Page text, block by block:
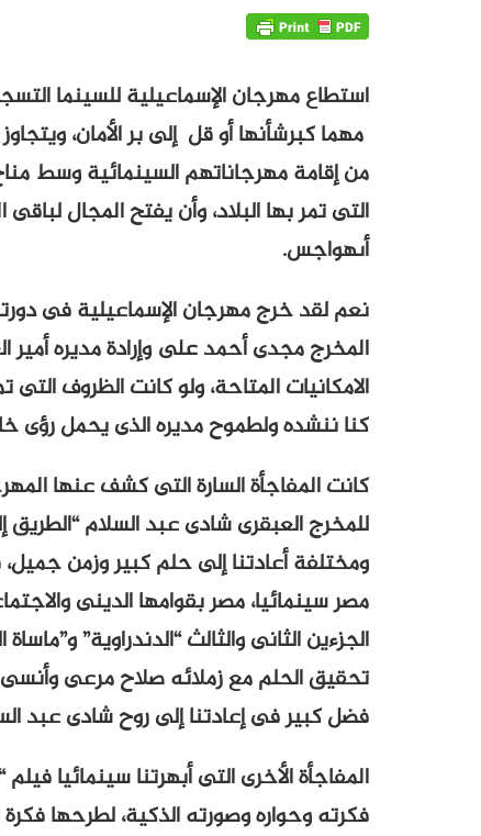
استطاع مهرجان الإسماعيلية للسينما
مهما كبرشأنها أو قل إلى بر الأمان،
من إقامة مهرجاناتهم السينمائية وسط
التى تمر بها البلاد، وأن يفتح المجال
أىهواجس.
المخرج مجدى أحمد على وإرادة مديره
الامكانيات المتاحة، ولو كانت الظروف
كنا ننشده ولطموح مديره الذى يحمل رؤى
كانت المفاجأة السارة التى كشف عنها
للمخرج العبقرى شادى عبد السلام
ومختلفة أعادتنا إلى حلم كبير وزمن
مصر سينمائيا، مصر بقوامها الدينى
الجزءين الثانى والثالث “الدندراوية”
تحقيق الحلم مع زملائه صلاح مرعى
فضل كبير فى إعادتنا إلى روح شادى عبد
المفاجأة الأخرى التى أبهرتنا سينمائيا
فكرته وحواره وصورته الذكية، لطرحها